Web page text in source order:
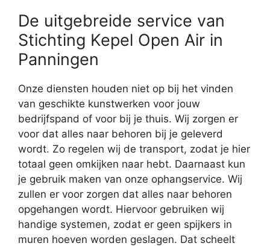
De uitgebreide service van
Stichting Kepel Open Air in
Panningen
Onze diensten houden niet op bij het vinden
van geschikte kunstwerken voor jouw
bedrijfspand of voor bij je thuis. Wij zorgen er
voor dat alles naar behoren bij je geleverd
wordt. Zo regelen wij de transport, zodat je hier
totaal geen omkijken naar hebt. Daarnaast kun
je gebruik maken van onze ophangservice. Wij
zullen er voor zorgen dat alles naar behoren
opgehangen wordt. Hiervoor gebruiken wij
handige systemen, zodat er geen spijkers in
muren hoeven worden geslagen. Dat scheelt